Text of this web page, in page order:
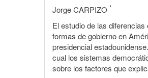
Jorge CARPIZO *
El estudio de las
formas de gobierno en
presidencial
cual los sistemas
sobre los factores que